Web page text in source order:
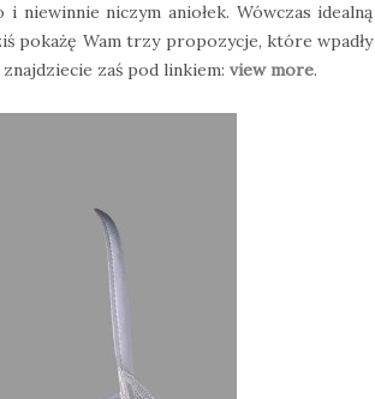
niewinnie niczym aniołek. Wówczas idealną
pokażę Wam trzy propozycje, które wpadły
zaś pod linkiem: view more.